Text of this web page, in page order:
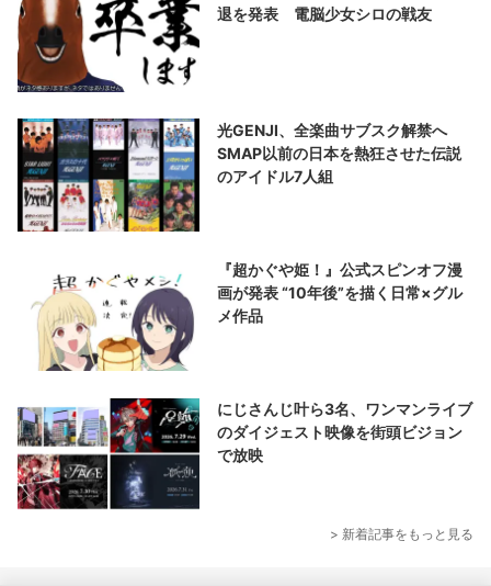
退を発表 電脳少女シロの戦友
光GENJI、全楽曲サブスク解禁へ
SMAP以前の日本を熱狂させた伝説
のアイドル7人組
『超かぐや姫！』公式スピンオフ漫
画が発表 “10年後”を描く日常×グル
メ作品
にじさんじ叶ら3名、ワンマンライブ
のダイジェスト映像を街頭ビジョン
で放映
> 新着記事をもっと見る